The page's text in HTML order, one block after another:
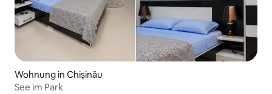
Wohnung in Chișinău
See im Park